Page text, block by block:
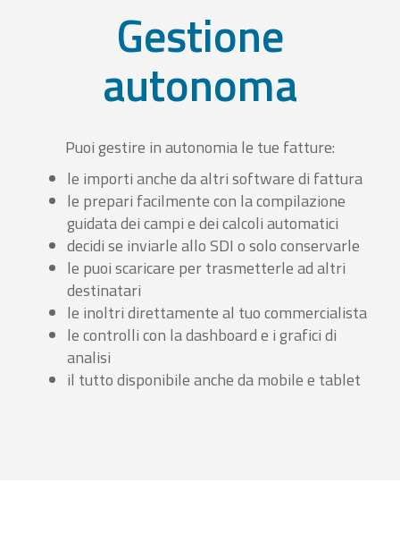
Gestione
autonoma
Puoi gestire in autonomia le tue fatture:
le importi anche da altri software di fattura
le prepari facilmente con la compilazione
guidata dei campi e dei calcoli automatici
decidi se inviarle allo SDI o solo conservarle
le puoi scaricare per trasmetterle ad altri
destinatari
le inoltri direttamente al tuo commercialista
le controlli con la dashboard e i grafici di
analisi
il tutto disponibile anche da mobile e tablet